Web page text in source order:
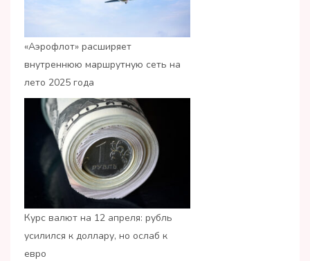
«Аэрофлот» расширяет
внутреннюю маршрутную сеть на
лето 2025 года
Курс валют на 12 апреля: рубль
усилился к доллару, но ослаб к
евро